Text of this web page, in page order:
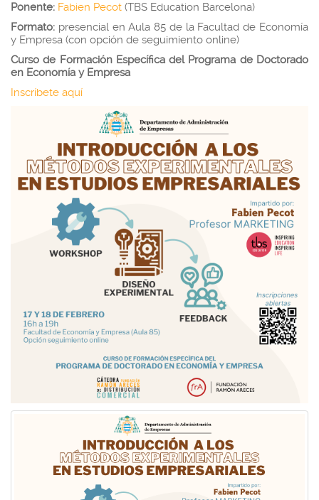
Ponente: Fabien Pecot (TBS Education Barcelona)
Formato: presencial en Aula 85 de la Facultad de Economía
y Empresa (con opción de seguimiento online)
Curso de Formación Específica del Programa de Doctorado
en Economía y Empresa
Inscríbete aquí